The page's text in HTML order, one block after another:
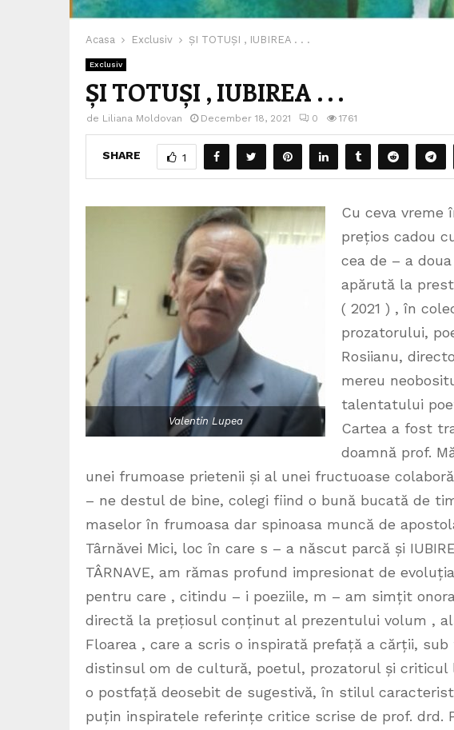
Acasa Exclusiv ȘI TOTUȘI , IUBIREA . . .
Exclusiv
ȘI TOTUȘI , IUBIREA . . .
de Liliana Moldovan December 18, 2021 0 1761
SHARE 1
Valentin Lupea
Cu ceva vreme
prețios cadou
cea de – a
apărută la
( 2021 ) , în
prozatorului,
Rosiianu,
mereu
talentatului
Cartea a fost
doamnă prof.
unei frumoase prietenii și al unei fructuoase
– ne destul de bine, colegi fiind o bună bucată de
maselor în frumoasa dar spinoasa muncă de
Târnăvei Mici, loc în care s – a născut parcă și
TÂRNAVE, am rămas profund impresionat de
pentru care , citindu – i poeziile, m – am simțit
directă la prețiosul conținut al prezentului volum ,
Floarea , care a scris o inspirată prefață a cărții,
distinsul om de cultură, poetul, prozatorul și criticul
o postfață deosebit de sugestivă, în stilul
puțin inspiratele referințe critice scrise de prof. drd.